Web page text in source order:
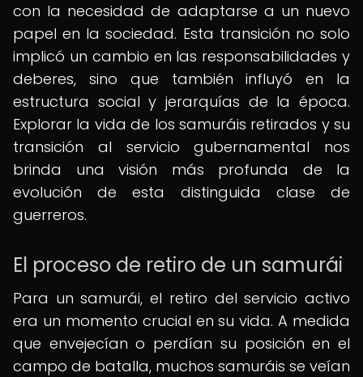
con la necesidad de adaptarse a un nuevo
papel en la sociedad. Esta transición no solo
implicó un cambio en las responsabilidades y
deberes, sino que también influyó en la
estructura social y jerarquías de la época.
Explorar la vida de los samuráis retirados y su
transición al servicio gubernamental nos
brinda una visión más profunda de la
evolución de esta distinguida clase de
guerreros.
El proceso de retiro de un samurái
Para un samurái, el retiro del servicio activo
era un momento crucial en su vida. A medida
que envejecían o perdían su posición en el
campo de batalla, muchos samuráis se veían